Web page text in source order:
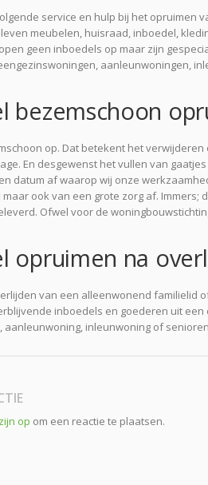
service en hulp bij het opruimen
meubelen, huisraad, inboedel,
geen inboedels op maar zijn
aanleunwoningen,
bezemschoon
op. Dat betekent het
En desgewenst het vullen van
datum af waarop wij onze
ook van een grote zorg af.
Ofwel voor de
opruimen na
van een alleenwonend familielid
inboedels en goederen uit
aanleunwoning, inleunwoning of
op om een reactie te plaatsen.